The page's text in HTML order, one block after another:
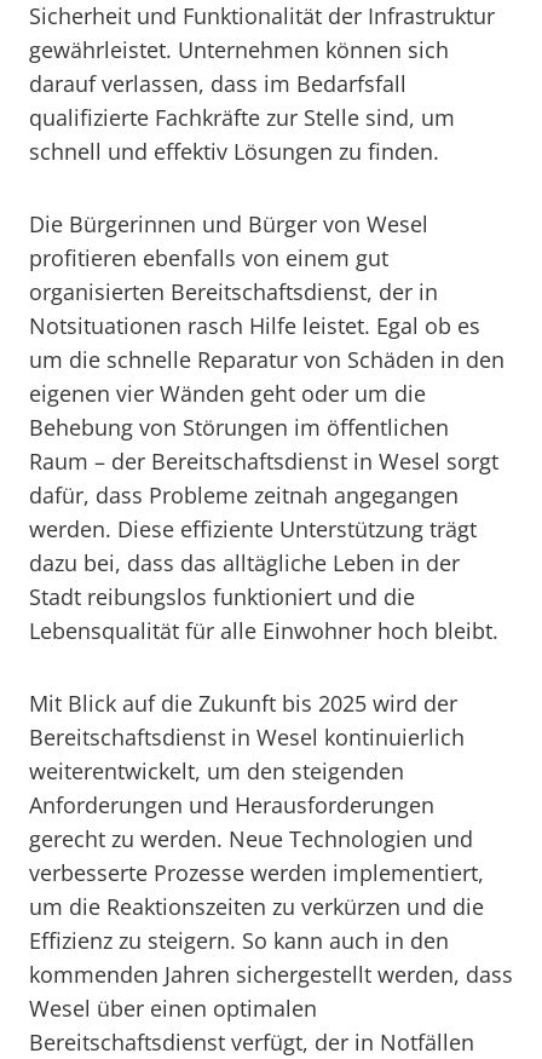
Sicherheit und Funktionalität der Infrastruktur
gewährleistet. Unternehmen können sich
darauf verlassen, dass im Bedarfsfall
qualifizierte Fachkräfte zur Stelle sind, um
schnell und effektiv Lösungen zu finden.
Die Bürgerinnen und Bürger von Wesel
profitieren ebenfalls von einem gut
organisierten Bereitschaftsdienst, der in
Notsituationen rasch Hilfe leistet. Egal ob es
um die schnelle Reparatur von Schäden in den
eigenen vier Wänden geht oder um die
Behebung von Störungen im öffentlichen
Raum – der Bereitschaftsdienst in Wesel sorgt
dafür, dass Probleme zeitnah angegangen
werden. Diese effiziente Unterstützung trägt
dazu bei, dass das alltägliche Leben in der
Stadt reibungslos funktioniert und die
Lebensqualität für alle Einwohner hoch bleibt.
Mit Blick auf die Zukunft bis 2025 wird der
Bereitschaftsdienst in Wesel kontinuierlich
weiterentwickelt, um den steigenden
Anforderungen und Herausforderungen
gerecht zu werden. Neue Technologien und
verbesserte Prozesse werden implementiert,
um die Reaktionszeiten zu verkürzen und die
Effizienz zu steigern. So kann auch in den
kommenden Jahren sichergestellt werden, dass
Wesel über einen optimalen
Bereitschaftsdienst verfügt, der in Notfällen